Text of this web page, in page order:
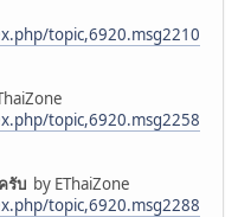
topic,6920.msg2210
topic,6920.msg2258
รับ by EThaiZone
topic,6920.msg2288